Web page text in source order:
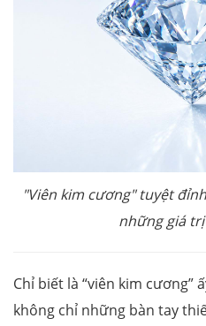
"Viên kim cương" tuyệt
những giá
Chỉ biết là “viên kim cương”
không chỉ những bàn tay